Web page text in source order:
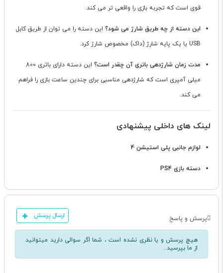
قوی است که تجربه بازی را واقعی تر می کند.
این دسته از چه طریق شارژ می شود؟ این دسته را می توان از طریق کابل
USB یا یک پایه شارژ (داک) مخصوص شارژ کرد.
مدت زمان شارژدهی باتری آن چقدر است؟
این دسته دارای باتری 800
میلی آمپری است که شارژدهی مناسبی برای چندین ساعت بازی را فراهم
می کند.
لینک های داخلی پیشنهادی
لوازم جانبی پلی استیشن 4
دسته بازی PS4
پرسش و پاسخ ارسال پرسش
هیچ پرسش و یا نظری نشده است ، شما اگر سوالی دارید میتوانید
از ما بپرسید..